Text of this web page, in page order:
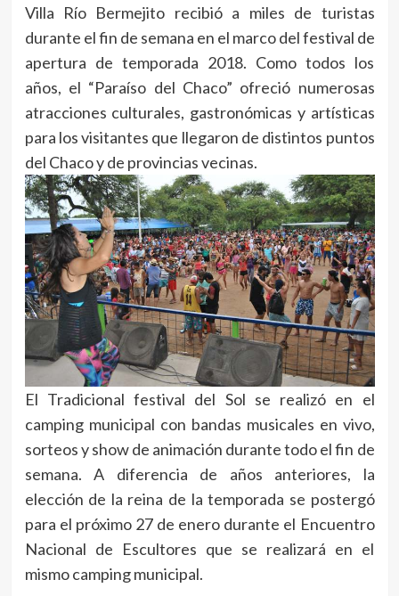
Villa Río Bermejito recibió a miles de turistas
durante el fin de semana en el marco del festival de
apertura de temporada 2018. Como todos los
años, el “Paraíso del Chaco” ofreció numerosas
atracciones culturales, gastronómicas y artísticas
para los visitantes que llegaron de distintos puntos
del Chaco y de provincias vecinas.
El Tradicional festival del Sol se realizó en el
camping municipal con bandas musicales en vivo,
sorteos y show de animación durante todo el fin de
semana. A diferencia de años anteriores, la
elección de la reina de la temporada se postergó
para el próximo 27 de enero durante el Encuentro
Nacional de Escultores que se realizará en el
mismo camping municipal.